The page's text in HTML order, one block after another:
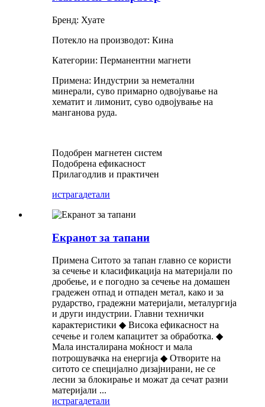
Бренд: Хуате
Потекло на производот: Кина
Категории: Перманентни магнети
Примена: Индустрии за неметални
минерали, суво примарно одвојување на
хематит и лимонит, суво одвојување на
манганова руда.
Подобрен магнетен систем
Подобрена ефикасност
Прилагодлив и практичен
истрагадетали
Екранот за тапани
Примена Ситото за тапан главно се користи
за сечење и класификација на материјали по
дробење, и е погодно за сечење на домашен
градежен отпад и отпаден метал, како и за
рударство, градежни материјали, металургија
и други индустрии. Главни технички
карактеристики ◆ Висока ефикасност на
сечење и голем капацитет за обработка. ◆
Мала инсталирана моќност и мала
потрошувачка на енергија ◆ Отворите на
ситото се специјално дизајнирани, не се
лесни за блокирање и можат да сечат разни
материјали ...
истрагадетали